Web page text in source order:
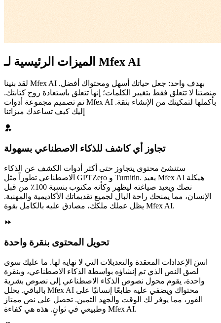
الميزات الرئيسية لـ Mfex AI
لقد بنينا Mfex AI بهدف واحد: جعل حياتك أسهل ومحتواك أفضل.
منصتنا لا تتعلق فقط بتغيير الكلمات؛ إنها تتعلق باستعادة روح كتابتك.
إليك كيف تساعدك ميزاتنا
تجاوز أي كاشف للذكاء الاصطناعي بسهولة
ستنشئ محتوى يتجاوز حتى أكثر أدوات الكشف عن الذكاء
الاصطناعي تطوراً مثل GPTZero و Turnitin. يعيد Mfex AI هيكلة
نصك ويعيد صياغته ليظهر وكأنه مكتوب بنسبة 100٪ من قبل
تحويل المحتوى بنقرة واحدة
انسَ الإعدادات المعقدة والتعديلات التي لا نهاية لها. ما عليك سوى
لصق النص الذي تم إنشاؤه بواسطة الذكاء الاصطناعي، وبنقرة
واحدة، يقوم محول نصوص الذكاء الاصطناعي إلى نصوص بشرية
بالباقي. يحلل Mfex AI محتواك ويضفي عليه طابعًا إنسانيًا على
الفور، مما يوفر لك الوقت والجهد الثمين. تحصل على نص ممتاز